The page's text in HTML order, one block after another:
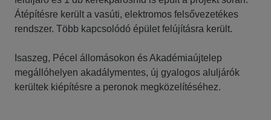
Átépítésre került a vasúti, elektromos felsővezetékes
rendszer. Több kapcsolódó épület felújításra került.
Isaszeg, Pécel állomásokon és Akadémiaújtelep
megállóhelyen akadálymentes, új gyalogos aluljárók
kerültek kiépítésre a peronok megközelítéséhez.